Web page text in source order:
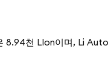
8.94천 LIon이며, Li